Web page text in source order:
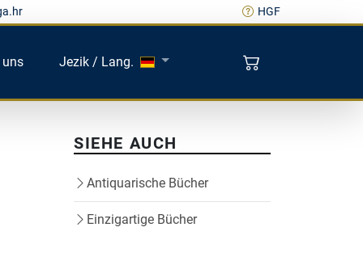
HGF
uns Jezik / Lang.
SIEHE AUCH
Antiquarische Bücher
Einzigartige Bücher